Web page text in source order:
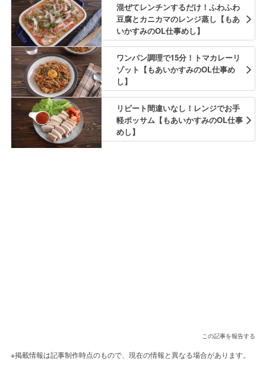
混ぜてレンチンするだけ！ふわふわ
豆腐とカニカマのレンジ蒸し【もあ
いかすみのOL仕事めし】
ワンパン調理で15分！トマカレーリ
ゾット【もあいかすみのOL仕事め
し】
リピート間違いなし！レンジでお手
軽ポッサム【もあいかすみのOL仕事
めし】
この記事を報告する
※掲載情報は記事制作時点のもので、現在の情報と異なる場合があります。